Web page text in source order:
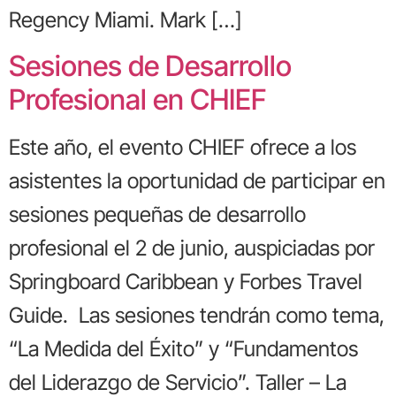
Regency Miami. Mark […]
Sesiones de Desarrollo
Profesional en CHIEF
Este año, el evento CHIEF ofrece a los
asistentes la oportunidad de participar en
sesiones pequeñas de desarrollo
profesional el 2 de junio, auspiciadas por
Springboard Caribbean y Forbes Travel
Guide. Las sesiones tendrán como tema,
“La Medida del Éxito” y “Fundamentos
del Liderazgo de Servicio”. Taller – La